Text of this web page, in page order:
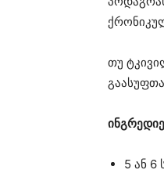
თუ
5 ან 6